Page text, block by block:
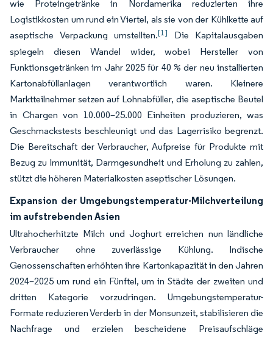
wie Proteingetränke in Nordamerika reduzierten ihre
Logistikkosten um rund ein Viertel, als sie von der Kühlkette auf
aseptische Verpackung umstellten.[1]
Die Kapitalausgaben
spiegeln diesen Wandel wider, wobei Hersteller von
Funktionsgetränken im Jahr 2025 für 40 % der neu installierten
Kartonabfüllanlagen verantwortlich waren. Kleinere
Marktteilnehmer setzen auf Lohnabfüller, die aseptische Beutel
in Chargen von 10.000–25.000 Einheiten produzieren, was
Geschmackstests beschleunigt und das Lagerrisiko begrenzt.
Die Bereitschaft der Verbraucher, Aufpreise für Produkte mit
Bezug zu Immunität, Darmgesundheit und Erholung zu zahlen,
stützt die höheren Materialkosten aseptischer Lösungen.
Expansion der Umgebungstemperatur-Milchverteilung
im aufstrebenden Asien
Ultrahocherhitzte Milch und Joghurt erreichen nun ländliche
Verbraucher ohne zuverlässige Kühlung. Indische
Genossenschaften erhöhten ihre Kartonkapazität in den Jahren
2024–2025 um rund ein Fünftel, um in Städte der zweiten und
dritten Kategorie vorzudringen. Umgebungstemperatur-
Formate reduzieren Verderb in der Monsunzeit, stabilisieren die
Nachfrage und erzielen bescheidene Preisaufschläge